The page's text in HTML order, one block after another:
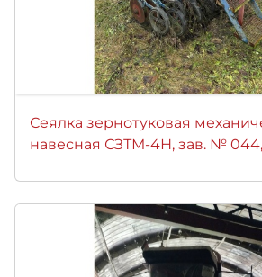
Сеялка зернотуковая
навесная СЗТМ-4Н, зав. № 044,